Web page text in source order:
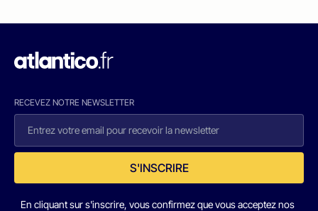
RECEVEZ NOTRE NEWSLETTER
S'INSCRIRE
En cliquant sur s'inscrire, vous confirmez que vous acceptez nos